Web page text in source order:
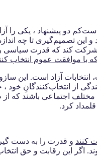
دو پیشنهاد ، یکی را
تصمیم‌گیری تا چه
‌کند که قدرت سیاسی
با موافقت عموم انتخاب
آزاد است. این
از
اجتماعی باشند که از
کرد.
کنند و قدرت را به دست
اگر این رقابت و حق